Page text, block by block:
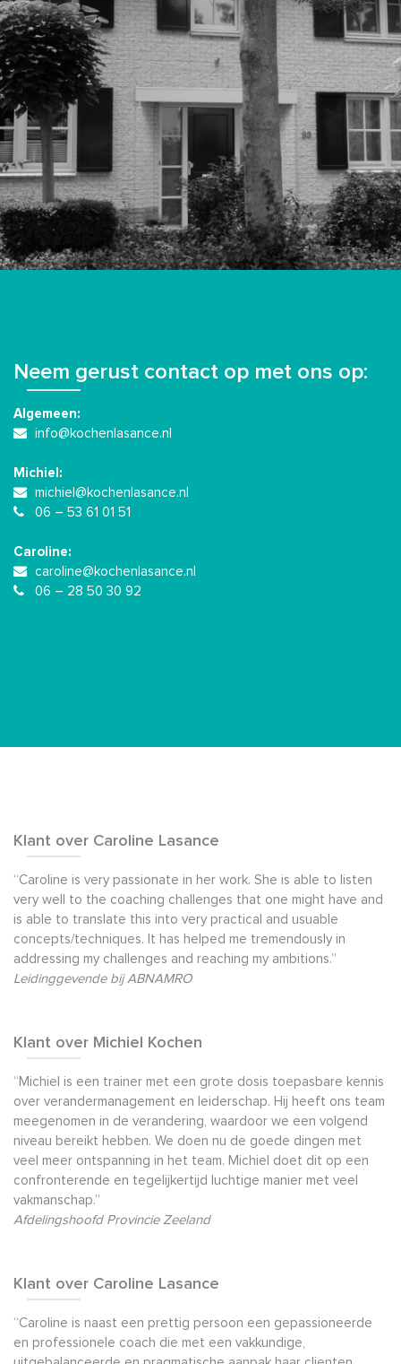
Neem gerust contact op met ons op:
Algemeen:
info@kochenlasance.nl
Michiel:
michiel@kochenlasance.nl
06 – 53 61 01 51
Caroline:
caroline@kochenlasance.nl
06 – 28 50 30 92
Klant over Caroline Lasance
“Caroline is very passionate in her work. She is able to listen
very well to the coaching challenges that one might have and
is able to translate this into very practical and usuable
concepts/techniques. It has helped me tremendously in
addressing my challenges and reaching my ambitions.”
Leidinggevende bij ABNAMRO
Klant over Michiel Kochen
“Michiel is een trainer met een grote dosis toepasbare kennis
over verandermanagement en leiderschap. Hij heeft ons team
meegenomen in de verandering, waardoor we een volgend
niveau bereikt hebben. We doen nu de goede dingen met
veel meer ontspanning in het team. Michiel doet dit op een
confronterende en tegelijkertijd luchtige manier met veel
vakmanschap.”
Afdelingshoofd Provincie Zeeland
Klant over Caroline Lasance
“Caroline is naast een prettig persoon een gepassioneerde
en professionele coach die met een vakkundige,